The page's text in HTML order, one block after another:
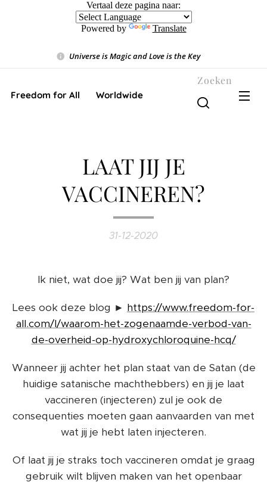
Vertaal deze pagina naar:
Powered by Translate
Universe is Magic and Love is the Key❤️
Freedom for All ❤️ Worldwide
Zoeken
LAAT JIJ JE
VACCINEREN?
31-12-2020
Ik niet, wat doe jij? Wat ben jij van plan?
Lees ook deze blog ► https://www.freedom-for-
all.com/l/waarom-het-zogenaamde-verbod-van-
de-overheid-op-hydroxychloroquine-hcq/
Wanneer jij achter het plan staat van de Satan (de
huidige satanische machthebbers) en jij je laat
vaccineren (injecteren) zul je ook de
consequenties moeten gaan aanvaarden van met
wat jij je hebt laten injecteren.
Of laat jij je straks toch vaccineren omdat je graag
gebruik wilt blijven maken van het openbaar